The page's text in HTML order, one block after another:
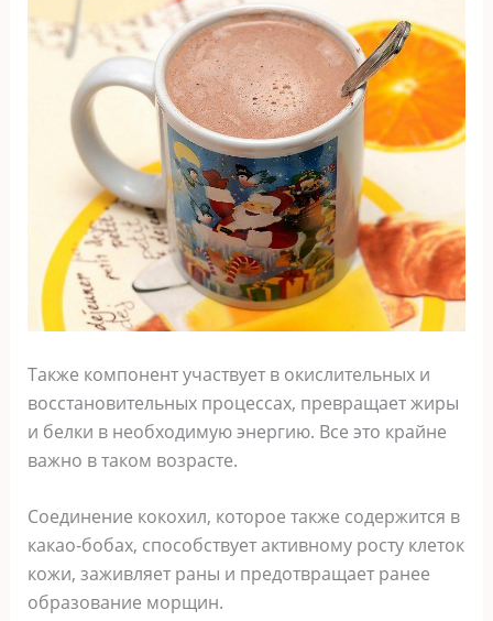
Также компонент участвует в окислительных и
восстановительных процессах, превращает жиры
и белки в необходимую энергию. Все это крайне
важно в таком возрасте.
Соединение кокохил, которое также содержится в
какао-бобах, способствует активному росту клеток
кожи, заживляет раны и предотвращает ранее
образование морщин.